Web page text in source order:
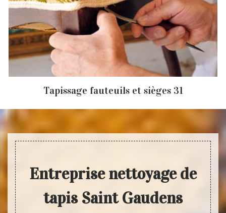
Tapissage fauteuils et sièges 31
Entreprise nettoyage de
tapis Saint Gaudens